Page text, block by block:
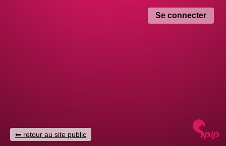
retour au site public